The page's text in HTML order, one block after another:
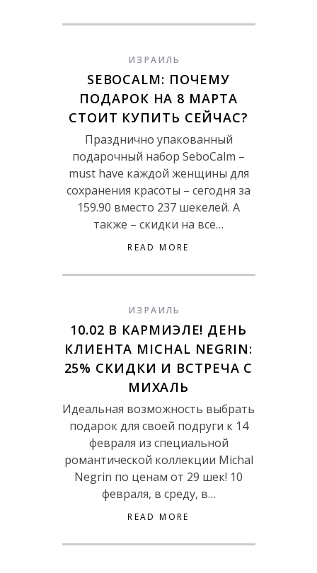
ИЗРАИЛЬ
SEBOCALM: ПОЧЕМУ
ПОДАРОК НА 8 МАРТА
СТОИТ КУПИТЬ СЕЙЧАС?
Празднично упакованный
подарочный набор SeboCalm –
must have каждой женщины для
сохранения красоты – сегодня за
159.90 вместо 237 шекелей. А
также – скидки на все…
READ MORE
ИЗРАИЛЬ
10.02 В КАРМИЭЛЕ! ДЕНЬ
КЛИЕНТА MICHAL NEGRIN:
25% СКИДКИ И ВСТРЕЧА С
МИХАЛЬ
Идеальная возможность выбрать
подарок для своей подруги к 14
февраля из специальной
романтической коллекции Michal
Negrin по ценам от 29 шек! 10
февраля, в среду, в…
READ MORE